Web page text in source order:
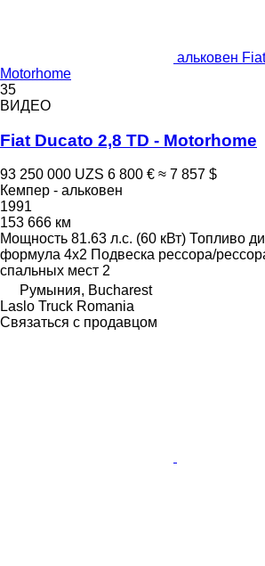
альковен
Motorhome
35
ВИДЕО
Fiat Ducato 2,8 TD - Motorhome
93 250 000 UZS 6 800 € ≈ 7 857 $
Кемпер - альковен
1991
153 666 км
Мощность 81.63 л.с. (60 кВт) Топливо
формула 4x2 Подвеска рессора/
спальных мест 2
Румыния, Bucharest
Laslo Truck Romania
Связаться с продавцом